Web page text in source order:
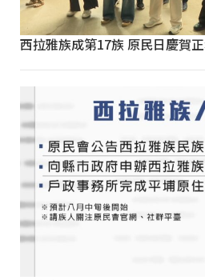
西拉雅族成第17族 原民日慶賀